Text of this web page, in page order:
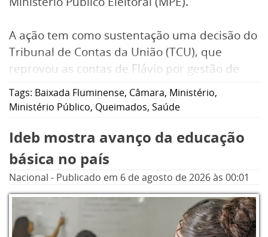
A ação tem como sustentação uma decisão do
Tribunal de Contas da União (TCU), que
reprovou as contas de Flávio por gestão de
recursos da Saúde no município de
Queimados, na Baixada Fluminense,
hoje deputado ele exercia o cargo de
secretário.
Tags: Baixada Fluminense, Câmara, Ministério,
Ministério Público, Queimados, Saúde
Ideb mostra avanço da educação
básica no país
Nacional - Publicado em 6 de agosto de 2026às 00:01